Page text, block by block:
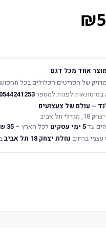
₪
מוצר אחד מכל דגם
של הפריטים הכלולים בכל
בסיטונאות לפנות למספר0544241253
– עולם של צעצועים
תל אביב
עד5 ימי עסקים לכל הארץ –35 ש״ח
עצמי ברחוב נחלת יצחק 18 תל אביב